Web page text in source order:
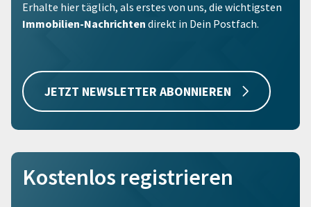
Erhalte hier täglich, als erstes von uns, die wichtigsten
Immobilien-Nachrichten direkt in Dein Postfach.
JETZT NEWSLETTER ABONNIEREN
Kostenlos registrieren